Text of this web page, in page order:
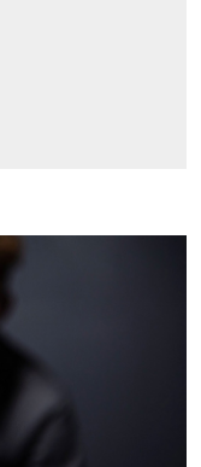
渐上升，影子银
融业的安全隐
高的储蓄率，占
“我们的千家万户
收益，在这样一
看是不值得我们
趋势需要提高警
，有些改革措施